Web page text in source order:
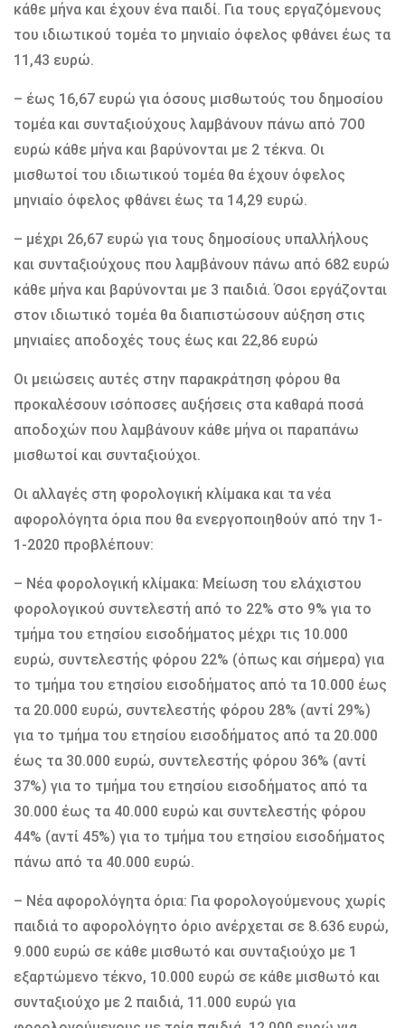
κάθε μήνα και έχουν ένα παιδί. Για τους εργαζόμενους
του ιδιωτικού τομέα το μηνιαίο όφελος φθάνει έως τα
11,43 ευρώ.
– έως 16,67 ευρώ για όσους μισθωτούς του δημοσίου
τομέα και συνταξιούχους λαμβάνουν πάνω από 7Ο0
ευρώ κάθε μήνα και βαρύνονται με 2 τέκνα. Οι
μισθωτοί του ιδιωτικού τομέα θα έχουν όφελος
μηνιαίο όφελος φθάνει έως τα 14,29 ευρώ.
– μέχρι 26,67 ευρώ για τους δημοσίους υπαλλήλους
και συνταξιούχους που λαμβάνουν πάνω από 682 ευρώ
κάθε μήνα και βαρύνονται με 3 παιδιά. Όσοι εργάζονται
στον ιδιωτικό τομέα θα διαπιστώσουν αύξηση στις
μηνιαίες αποδοχές τους έως και 22,86 ευρώ
Οι μειώσεις αυτές στην παρακράτηση φόρου θα
προκαλέσουν ισόποσες αυξήσεις στα καθαρά ποσά
αποδοχών που λαμβάνουν κάθε μήνα οι παραπάνω
μισθωτοί και συνταξιούχοι.
Οι αλλαγές στη φορολογική κλίμακα και τα νέα
αφορολόγητα όρια που θα ενεργοποιηθούν από την 1-
1-2020 προβλέπουν:
– Νέα φορολογική κλίμακα: Μείωση του ελάχιστου
φορολογικού συντελεστή από το 22% στο 9% για το
τμήμα του ετησίου εισοδήματος μέχρι τις 10.000
ευρώ, συντελεστής φόρου 22% (όπως και σήμερα) για
το τμήμα του ετησίου εισοδήματος από τα 10.000 έως
τα 20.000 ευρώ, συντελεστής φόρου 28% (αντί 29%)
για το τμήμα του ετησίου εισοδήματος από τα 20.000
έως τα 30.000 ευρώ, συντελεστής φόρου 36% (αντί
37%) για το τμήμα του ετησίου εισοδήματος από τα
30.000 έως τα 40.000 ευρώ και συντελεστής φόρου
44% (αντί 45%) για το τμήμα του ετησίου εισοδήματος
πάνω από τα 40.000 ευρώ.
– Νέα αφορολόγητα όρια: Για φορολογούμενους χωρίς
παιδιά το αφορολόγητο όριο ανέρχεται σε 8.636 ευρώ,
9.000 ευρώ σε κάθε μισθωτό και συνταξιούχο με 1
εξαρτώμενο τέκνο, 10.000 ευρώ σε κάθε μισθωτό και
συνταξιούχο με 2 παιδιά, 11.000 ευρώ για